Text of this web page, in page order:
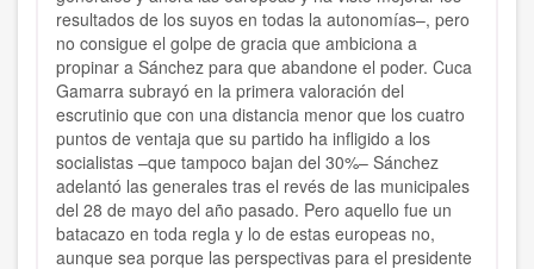
resultados de los suyos en todas la autonomías–, pero
no consigue el golpe de gracia que ambiciona a
propinar a Sánchez para que abandone el poder. Cuca
Gamarra subrayó en la primera valoración del
escrutinio que con una distancia menor que los cuatro
puntos de ventaja que su partido ha infligido a los
socialistas –que tampoco bajan del 30%– Sánchez
adelantó las generales tras el revés de las municipales
del 28 de mayo del año pasado. Pero aquello fue un
batacazo en toda regla y lo de estas europeas no,
aunque sea porque las perspectivas para el presidente